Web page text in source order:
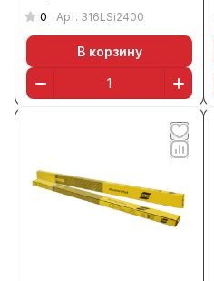
0 Арт. 316LSi2400
В корзину